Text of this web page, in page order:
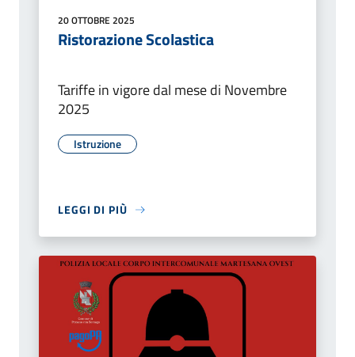
20 OTTOBRE 2025
Ristorazione Scolastica
Tariffe in vigore dal mese di Novembre
2025
Istruzione
LEGGI DI PIÙ